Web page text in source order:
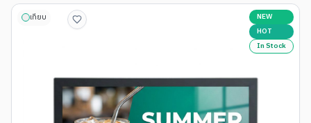
เทียบ
NEW
HOT
In Stock